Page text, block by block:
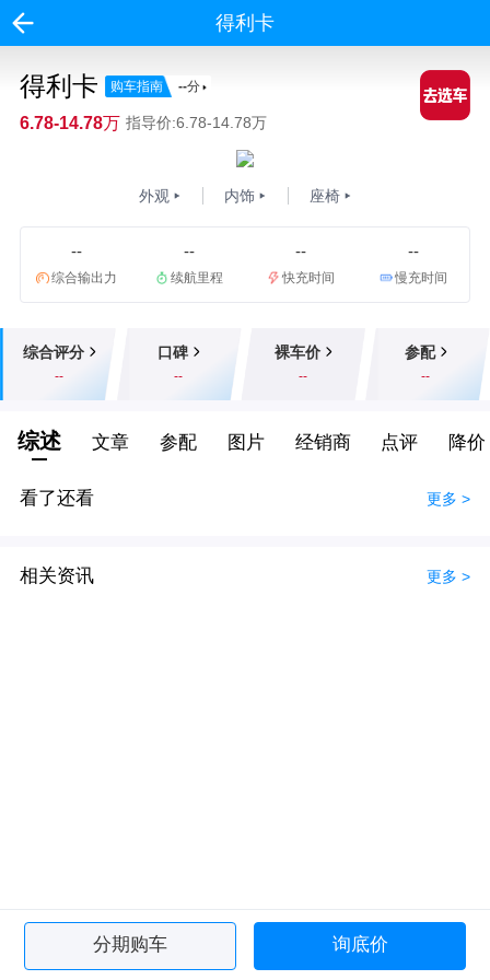
得利卡
得利卡 购车指南 --分
6.78-14.78万 指导价:6.78-14.78万
外观 内饰 座椅
--
综合输出力
--
续航里程
--
快充时间
--
慢充时间
综合评分
--
口碑
--
裸车价
--
参配
--
综述 文章 参配 图片 经销商 点评 降价
看了还看 更多 >
相关资讯 更多 >
分期购车 询底价